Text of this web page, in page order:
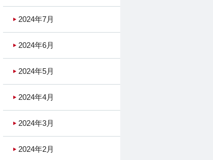
2024年7月
2024年6月
2024年5月
2024年4月
2024年3月
2024年2月